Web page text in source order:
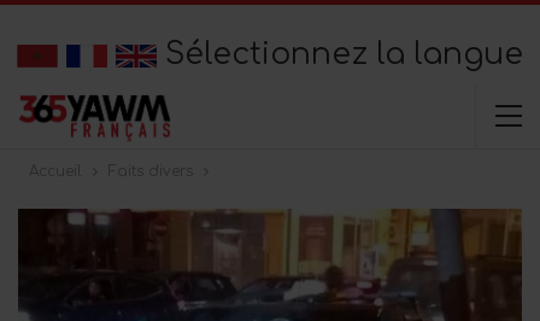
Sélectionnez la langue
Accueil Faits divers